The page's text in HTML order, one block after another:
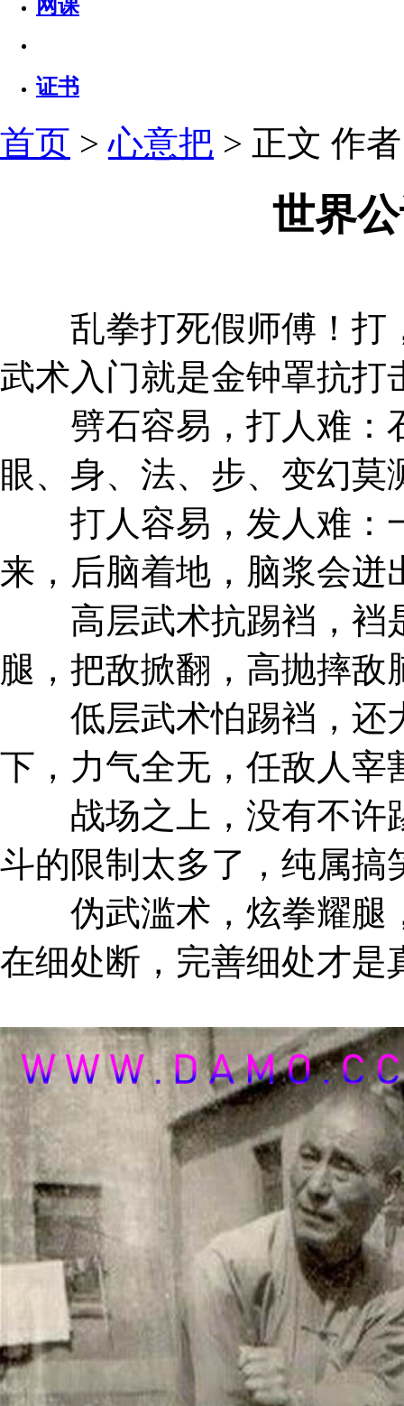
网课
证书
首页 >心意把 > 正文 作
世界
乱拳打死假师傅！打
武术入门就是金钟罩抗打
劈石容易，打人难：
眼、身、法、步、变幻莫
打人容易，发人难：
来，后脑着地，脑浆会迸
高层武术抗踢裆，裆
腿，把敌掀翻，高抛摔敌
低层武术怕踢裆，还
下，力气全无，任敌人宰
战场之上，没有不许
斗的限制太多了，纯属搞
伪武滥术，炫拳耀腿
在细处断，完善细处才是